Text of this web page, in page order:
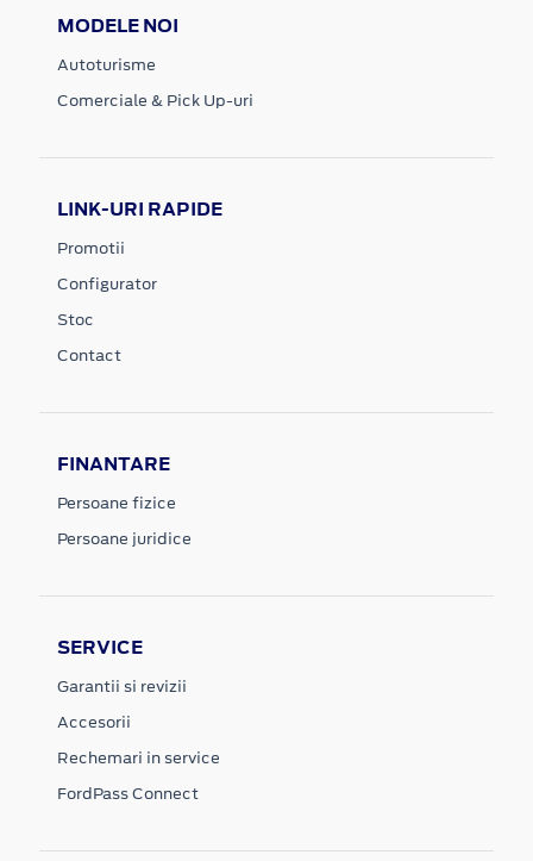
MODELE NOI
Autoturisme
Comerciale & Pick Up-uri
LINK-URI RAPIDE
Promotii
Configurator
Stoc
Contact
FINANTARE
Persoane fizice
Persoane juridice
SERVICE
Garantii si revizii
Accesorii
Rechemari in service
FordPass Connect